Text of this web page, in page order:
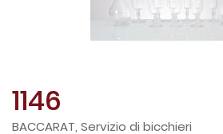
1146
BACCARAT, Servizio di bicchieri